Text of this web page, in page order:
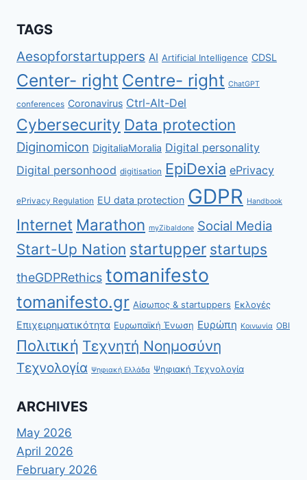
TAGS
Aesopforstartuppers AI Artificial Intelligence CDSL
Center- right Centre- right ChatGPT
conferences Coronavirus Ctrl-Alt-Del
Cybersecurity Data protection
Diginomicon DigitaliaMoralia Digital personality
Digital personhood digitisation EpiDexia ePrivacy
ePrivacy Regulation EU data protection GDPR Handbook
Internet Marathon myZibaldone Social Media
Start-Up Nation startupper startups
theGDPRethics tomanifesto
tomanifesto.gr Αίσωπος & startuppers Εκλογές
Επιχειρηματικότητα Ευρωπαϊκή Ένωση Ευρώπη Κοινωνία ΟΒΙ
Πολιτική Τεχνητή Νοημοσύνη
Τεχνολογία Ψηφιακή Ελλάδα Ψηφιακή Τεχνολογία
ARCHIVES
May 2026
April 2026
February 2026